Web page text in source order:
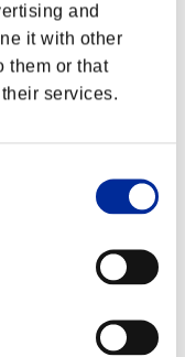
and
it with other
them or that
services.